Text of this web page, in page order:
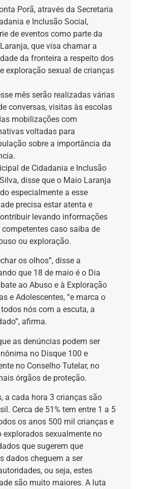
Porã, através da Secretaria
e Inclusão Social,
de eventos como parte da
que visa chamar a
da fronteira a respeito dos
exploração sexual de crianças
mês serão realizadas várias
conversas, visitas às escolas
mobilizações com
voltadas para
sobre a importância da
de Cidadania e Inclusão
disse que o Maio Laranja
especialmente a esse
precisa estar atenta e
levando informações
caso saiba de
ou exploração.
os olhos”, disse a
que 18 de maio é o Dia
ao Abuso e à Exploração
e Adolescentes, “e marca o
nós com a escuta, a
afirma.
as denúncias podem ser
no Disque 100 e
no Conselho Tutelar, no
órgãos de proteção.
a cada hora 3 crianças são
Cerca de 51% tem entre 1 a 5
os anos 500 mil crianças e
explorados sexualmente no
que sugerem que
dados cheguem a ser
ou seja, estes
são muito maiores. A luta